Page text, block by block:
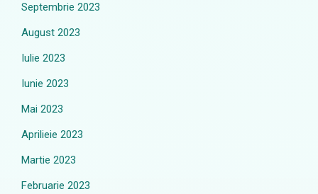
Septembrie 2023
August 2023
Iulie 2023
Iunie 2023
Mai 2023
Aprilieie 2023
Martie 2023
Februarie 2023